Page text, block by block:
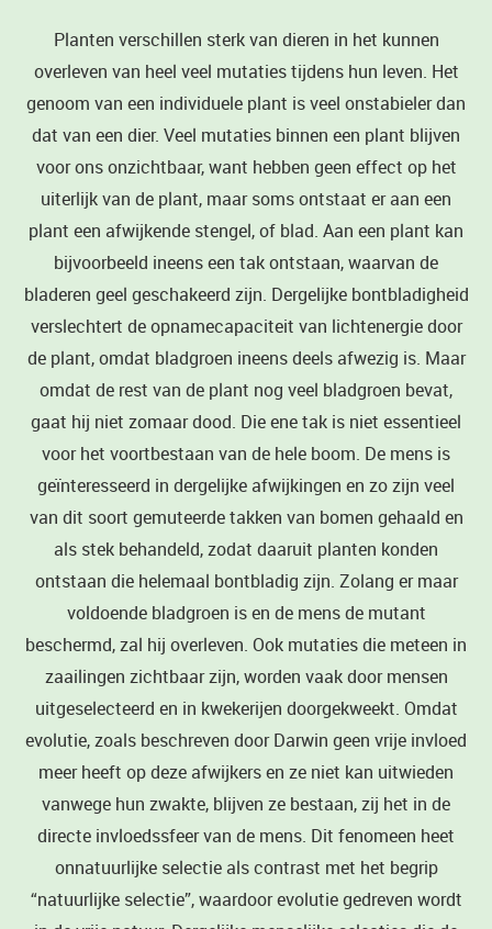
Planten verschillen sterk van dieren in het kunnen
overleven van heel veel mutaties tijdens hun leven. Het
genoom van een individuele plant is veel onstabieler dan
dat van een dier. Veel mutaties binnen een plant blijven
voor ons onzichtbaar, want hebben geen effect op het
uiterlijk van de plant, maar soms ontstaat er aan een
plant een afwijkende stengel, of blad. Aan een plant kan
bijvoorbeeld ineens een tak ontstaan, waarvan de
bladeren geel geschakeerd zijn. Dergelijke bontbladigheid
verslechtert de opnamecapaciteit van lichtenergie door
de plant, omdat bladgroen ineens deels afwezig is. Maar
omdat de rest van de plant nog veel bladgroen bevat,
gaat hij niet zomaar dood. Die ene tak is niet essentieel
voor het voortbestaan van de hele boom. De mens is
geïnteresseerd in dergelijke afwijkingen en zo zijn veel
van dit soort gemuteerde takken van bomen gehaald en
als stek behandeld, zodat daaruit planten konden
ontstaan die helemaal bontbladig zijn. Zolang er maar
voldoende bladgroen is en de mens de mutant
beschermd, zal hij overleven. Ook mutaties die meteen in
zaailingen zichtbaar zijn, worden vaak door mensen
uitgeselecteerd en in kwekerijen doorgekweekt. Omdat
evolutie, zoals beschreven door Darwin geen vrije invloed
meer heeft op deze afwijkers en ze niet kan uitwieden
vanwege hun zwakte, blijven ze bestaan, zij het in de
directe invloedssfeer van de mens. Dit fenomeen heet
onnatuurlijke selectie als contrast met het begrip
“natuurlijke selectie”, waardoor evolutie gedreven wordt